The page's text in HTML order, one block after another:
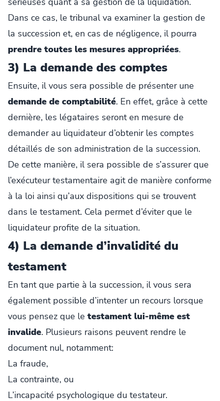
Dans ce cas, le tribunal va examiner la gestion de
la succession et, en cas de négligence, il pourra
prendre toutes les mesures appropriées.
3) La demande des comptes
Ensuite, il vous sera possible de présenter une
demande de comptabilité. En effet, grâce à cette
dernière, les légataires seront en mesure de
demander au liquidateur d’obtenir les comptes
détaillés de son administration de la succession.
De cette manière, il sera possible de s’assurer que
l’exécuteur testamentaire agit de manière conforme
à la loi ainsi qu’aux dispositions qui se trouvent
dans le testament. Cela permet d’éviter que le
liquidateur profite de la situation.
4) La demande d’invalidité du
testament
En tant que partie à la succession, il vous sera
également possible d’intenter un recours lorsque
vous pensez que le testament lui-même est
invalide. Plusieurs raisons peuvent rendre le
document nul, notamment:
La fraude,
La contrainte, ou
L’incapacité psychologique du testateur.